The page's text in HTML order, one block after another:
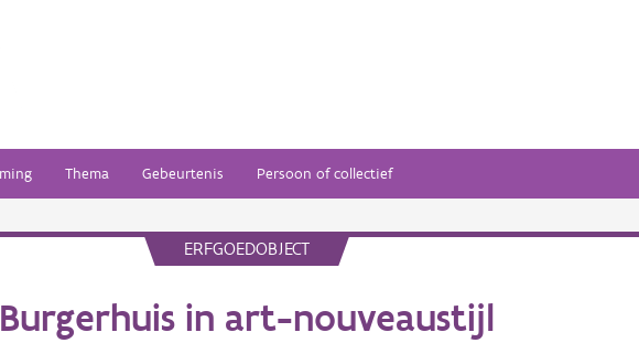
Thema Gebeurtenis Persoon of collectief
ERFGOEDOBJECT
Burgerhuis in art-nouveaustijl